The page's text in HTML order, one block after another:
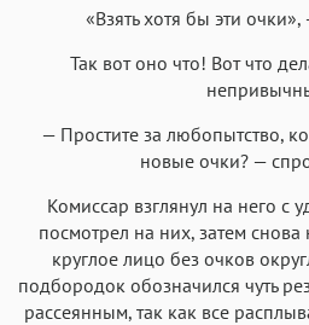
«Взять хотя бы эти
Так вот оно что! Вот что
— Простите за любопытство,
новые очки? —
Комиссар взглянул на него с
посмотрел на них, затем снова
круглое лицо без очков
подбородок обозначился чуть
рассеянным, так как все